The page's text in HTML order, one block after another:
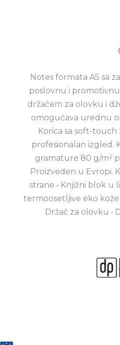
Notes formata A5 sa
poslovnu i
držačem za olovku i
omogućava urednu
Korica sa soft-
profesionalan izgled.
gramature 80 g/m²
Proizveden u Evropi.
strane • Knjižni blok u
termoosetljive eko kože
Držač za olovku •